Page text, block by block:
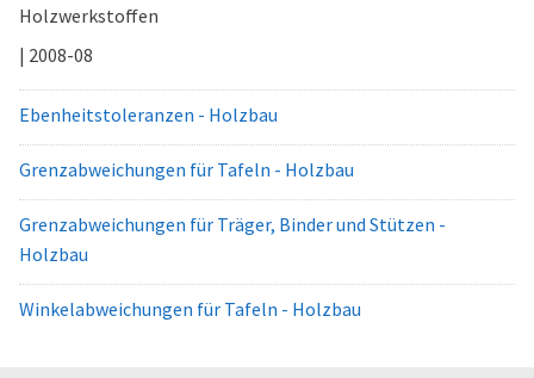
Holzwerkstoffen
| 2008-08
Ebenheitstoleranzen - Holzbau
Grenzabweichungen für Tafeln - Holzbau
Grenzabweichungen für Träger, Binder und Stützen -
Holzbau
Winkelabweichungen für Tafeln - Holzbau